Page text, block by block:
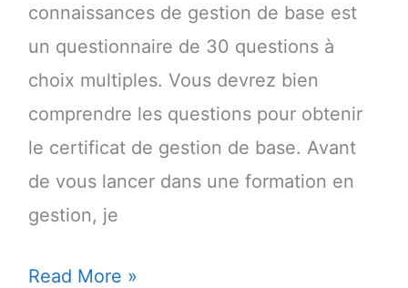
connaissances de gestion de base est
un questionnaire de 30 questions à
choix multiples. Vous devrez bien
comprendre les questions pour obtenir
le certificat de gestion de base. Avant
de vous lancer dans une formation en
gestion, je
Testez
Read More »